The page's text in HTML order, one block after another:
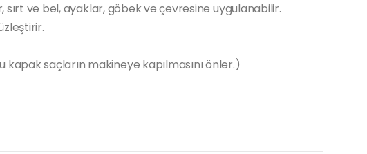
sırt ve bel, ayaklar, göbek ve çevresine uygulanabilir.
saçların makineye kapılmasını önler.)